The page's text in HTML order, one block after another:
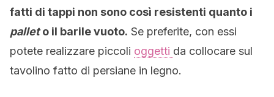
fatti di tappi non sono così resistenti quanto i
palleto il barile vuoto. Se preferite, con essi
potete realizzare piccoli oggetti da collocare sul
tavolino fatto di persiane in legno.